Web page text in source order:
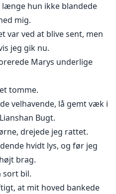
længe hun ikke blandede
mig.
var ved at blive sent, men
jeg gik nu.
Marys underlige
tomme.
velhavende, lå gemt væk i
Bugt.
drejede jeg rattet.
hvidt lys, og før jeg
brag.
sort bil.
at mit hoved bankede